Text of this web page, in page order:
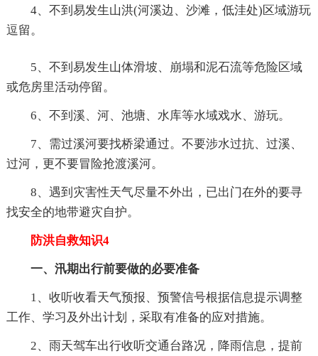
4、不到易发生山洪(河溪边、沙滩，低洼处)区域游玩
逗留。
5、不到易发生山体滑坡、崩塌和泥石流等危险区域
或危房里活动停留。
6、不到溪、河、池塘、水库等水域戏水、游玩。
7、需过溪河要找桥梁通过。不要涉水过抗、过溪、
过河，更不要冒险抢渡溪河。
8、遇到灾害性天气尽量不外出，已出门在外的要寻
找安全的地带避灾自护。
防洪自救知识4
一、汛期出行前要做的必要准备
1、收听收看天气预报、预警信号根据信息提示调整
工作、学习及外出计划，采取有准备的应对措施。
2、雨天驾车出行收听交通台路况，降雨信息，提前